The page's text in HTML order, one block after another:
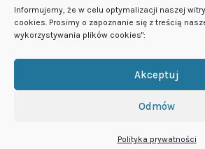
Informujemy, że w celu optymalizacji naszej
cookies. Prosimy o zapoznanie się z treścią
wykorzystywania plików cookies":
Akceptuj
Odmów
Polityka prywatności
projektowanie i wdrażanie
NIS2
© 1997-2026 NEO ochrona danych